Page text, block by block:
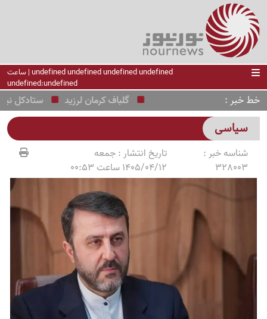
undefined undefined undefined undefined | ساعت
undefined:undefined
خط خبر ستادکل گلباف کرمان لرزید
سیاسی
شناسه خبر :
328003
تاریخ انتشار :جمعه
1405/04/12 ساعت 00:53